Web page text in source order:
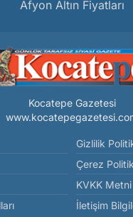
Afyon Altın Fiyatları
Kocatepe Gazetesi
Gizlilik
Çerez
KVKK Metni
İletişim